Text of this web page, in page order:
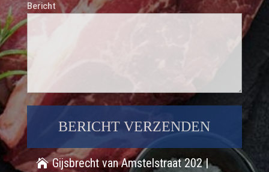
Bericht
Gijsbrecht van Amstelstraat 202 |